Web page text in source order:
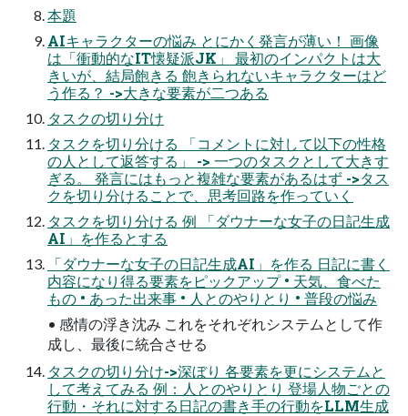
本題
AIキャラクターの悩み とにかく発言が薄い！ 画像
は「衝動的なIT懐疑派JK」 最初のインパクトは大
きいが、結局飽きる 飽きられないキャラクターはど
う作る？ ->大きな要素が二つある
タスクの切り分け
タスクを切り分ける 「コメントに対して以下の性格
の人として返答する」 -> 一つのタスクとして大きす
ぎる。 発言にはもっと複雑な要素があるはず ->タス
クを切り分けることで、思考回路を作っていく
タスクを切り分ける 例 「ダウナーな女子の日記生成
AI」を作るとする
「ダウナーな女子の日記生成AI」を作る 日記に書く
内容になり得る要素をピックアップ • 天気、食べた
もの • あった出来事 • 人とのやりとり • 普段の悩み
• 感情の浮き沈み これをそれぞれシステムとして作
成し、最後に統合させる
タスクの切り分け->深ぼり 各要素を更にシステムと
して考えてみる 例：人とのやりとり 登場人物ごとの
行動・それに対する日記の書き手の行動をLLM生成